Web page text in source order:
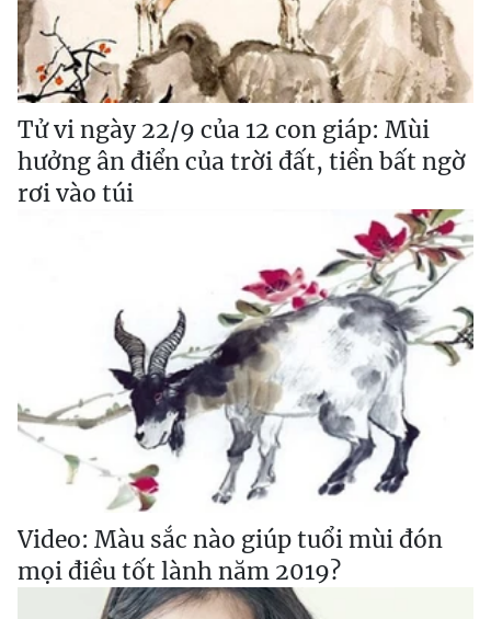
Tử vi ngày 22/9 của 12 con giáp: Mùi
hưởng ân điển của trời đất, tiền bất ngờ
rơi vào túi
Video: Màu sắc nào giúp tuổi mùi đón
mọi điều tốt lành năm 2019?